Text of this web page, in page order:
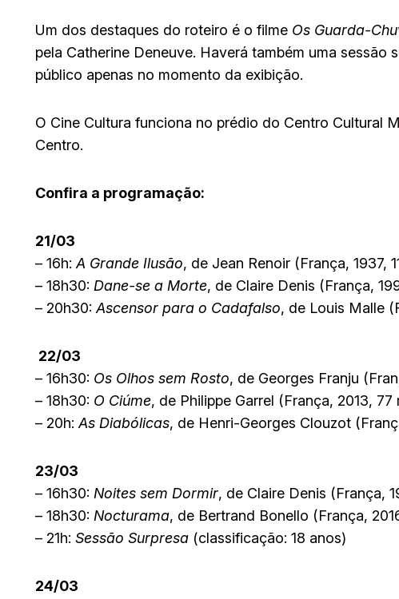
Um dos destaques do roteiro é o filme Os Guarda-
pela Catherine Deneuve. Haverá também uma sessão
público apenas no momento da exibição.
O Cine Cultura funciona no prédio do Centro Cultural
Centro.
Confira a programação:
21/03
– 16h: A Grande Ilusão, de Jean Renoir (França, 1937,
– 18h30: Dane-se a Morte, de Claire Denis (França,
– 20h30: Ascensor para o Cadafalso, de Louis Malle
22/03
– 16h30: Os Olhos sem Rosto, de Georges Franju
– 18h30: O Ciúme, de Philippe Garrel (França, 2013, 77
– 20h: As Diabólicas, de Henri-Georges Clouzot
23/03
– 16h30: Noites sem Dormir, de Claire Denis (França,
– 18h30: Nocturama, de Bertrand Bonello (França,
– 21h: Sessão Surpresa (classificação: 18 anos)
24/03